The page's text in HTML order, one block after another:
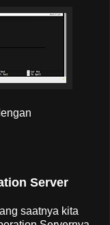
Server
saatnya kita